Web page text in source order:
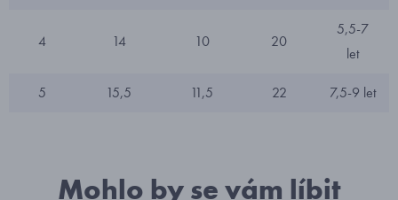
4 14 10 20
5,5-7
let
5 15,5 11,5 22 7,5-9 let
Mohlo by se vám líbit